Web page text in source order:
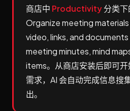
商店中 Productivity分类下
Organize meeting
video, links, and
meeting minutes, mind
items。从商店安装后即可
需求，AI 会自动完成信息搜
出。